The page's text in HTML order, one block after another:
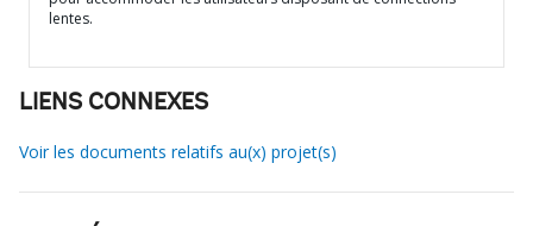
lentes.
LIENS CONNEXES
Voir les documents relatifs au(x) projet(s)